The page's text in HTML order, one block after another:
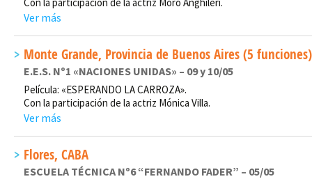
Ver más
Monte Grande, Provincia de Buenos Aires (5 funciones)
E.E.S. Nº1 «NACIONES UNIDAS» – 09 y 10/05
Película: «ESPERANDO LA CARROZA».
Con la participación de la actriz Mónica Villa.
Ver más
Flores, CABA
ESCUELA TÉCNICA Nº6 “FERNANDO FADER” – 05/05